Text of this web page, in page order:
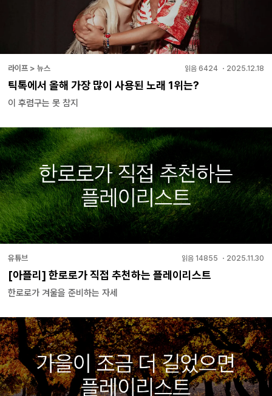
라이프 > 뉴스 읽음 6424 ・ 2025.12.18
틱톡에서 올해 가장 많이 사용된 노래 1위는?
이 후렴구는 못 참지
유튜브 읽음 14855 ・ 2025.11.30
[아플리] 한로로가 직접 추천하는 플레이리스트
한로로가 겨울을 준비하는 자세